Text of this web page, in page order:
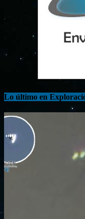
Lo último en